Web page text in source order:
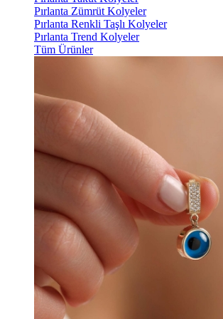
Pırlanta Zümrüt Kolyeler
Pırlanta Renkli Taşlı Kolyeler
Pırlanta Trend Kolyeler
Tüm Ürünler